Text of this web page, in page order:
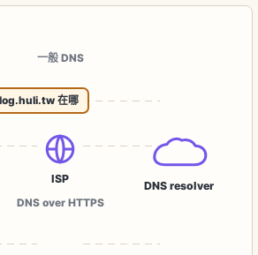
一般 DNS
DNS over HTTPS
ISP
DNS resolver
blog.huli.tw 在哪